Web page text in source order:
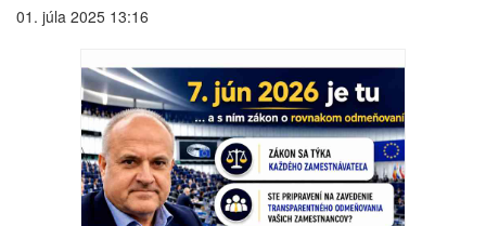
01. júla 2025 13:16